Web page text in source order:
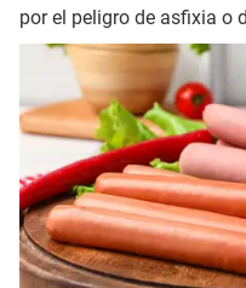
por el peligro de asfixia o